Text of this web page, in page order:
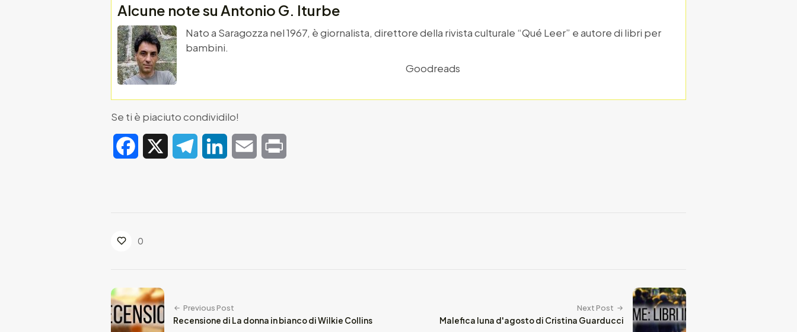
Alcune note su Antonio G. Iturbe
Nato a Saragozza nel 1967, è giornalista, direttore della rivista culturale “Qué Leer” e autore di libri per
bambini.
Goodreads
Se ti è piaciuto condividilo!
Facebook TelegramLinkedIn Email
0
Previous Post
Recensione di La donna in bianco di Wilkie Collins
Next Post
Malefica luna d'agosto di Cristina Guarducci